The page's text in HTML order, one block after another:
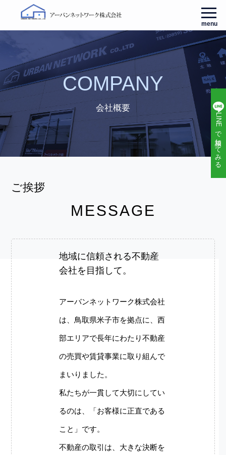
menu
LINEで相談してみる
会社概要
COMPANY
ご挨拶
MESSAGE
地域に信頼される不動産
会社を目指して。
アーバンネットワーク株式会社
は、鳥取県米子市を拠点に、西
部エリアで長年にわたり不動産
の売買や賃貸事業に取り組んで
まいりました。
私たちが一貫して大切にしてい
るのは、「お客様に正直である
こと」です。
不動産の取引は、大きな決断を